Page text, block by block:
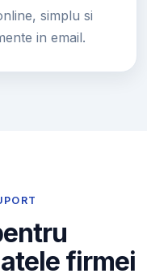
simplu si
in email.
firmei